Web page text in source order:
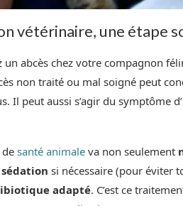
vétérinaire, une étape
un abcès chez votre compagnon
non traité ou mal soigné peut
Il peut aussi s’agir du symptôme
santé animale va non seulement
si nécessaire (pour éviter
adapté. C’est ce